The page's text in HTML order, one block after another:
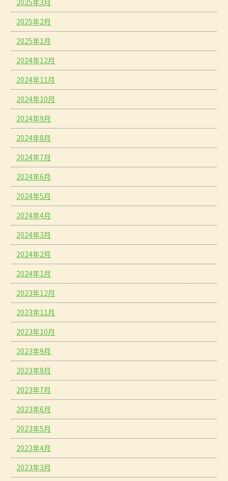
2025年3月
2025年2月
2025年1月
2024年12月
2024年11月
2024年10月
2024年9月
2024年8月
2024年7月
2024年6月
2024年5月
2024年4月
2024年3月
2024年2月
2024年1月
2023年12月
2023年11月
2023年10月
2023年9月
2023年8月
2023年7月
2023年6月
2023年5月
2023年4月
2023年3月